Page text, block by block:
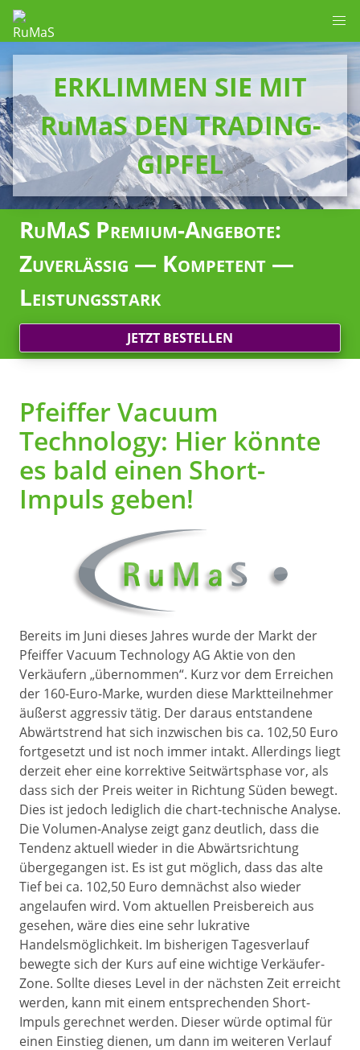
ERKLIMMEN SIE MIT
RuMaS DEN TRADING-
GIPFEL
RuMaS Premium-Angebote:
Zuverlässig — Kompetent —
Leistungsstark
JETZT BESTELLEN
Pfeiffer Vacuum
Technology: Hier könnte
es bald einen Short-
Impuls geben!
Bereits im Juni dieses Jahres wurde der Markt der
Pfeiffer Vacuum Technology AG Aktie von den
Verkäufern „übernommen“. Kurz vor dem Erreichen
der 160-Euro-Marke, wurden diese Marktteilnehmer
äußerst aggressiv tätig. Der daraus entstandene
Abwärtstrend hat sich inzwischen bis ca. 102,50 Euro
fortgesetzt und ist noch immer intakt. Allerdings liegt
derzeit eher eine korrektive Seitwärtsphase vor, als
dass sich der Preis weiter in Richtung Süden bewegt.
Dies ist jedoch lediglich die chart-technische Analyse.
Die Volumen-Analyse zeigt ganz deutlich, dass die
Tendenz aktuell wieder in die Abwärtsrichtung
übergegangen ist. Es ist gut möglich, dass das alte
Tief bei ca. 102,50 Euro demnächst also wieder
angelaufen wird. Vom aktuellen Preisbereich aus
gesehen, wäre dies eine sehr lukrative
Handelsmöglichkeit. Im bisherigen Tagesverlauf
bewegte sich der Kurs auf eine wichtige Verkäufer-
Zone. Sollte dieses Level in der nächsten Zeit erreicht
werden, kann mit einem entsprechenden Short-
Impuls gerechnet werden. Dieser würde optimal für
einen Einstieg dienen, um dann im weiteren Verlauf